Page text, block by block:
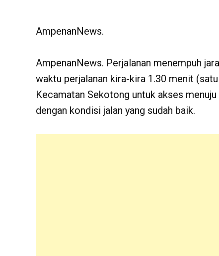
AmpenanNews.
AmpenanNews. Perjalanan menempuh
waktu perjalanan kira-kira 1.30 menit
Kecamatan Sekotong untuk akses
dengan kondisi jalan yang sudah baik.